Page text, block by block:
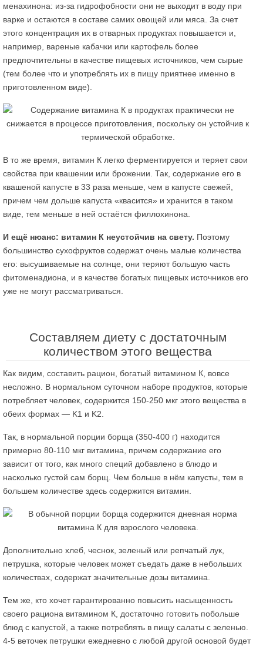
менахинона: из-за гидрофобности они не выходит в воду при
варке и остаются в составе самих овощей или мяса. За счет
этого концентрация их в отварных продуктах повышается и,
например, вареные кабачки или картофель более
предпочтительны в качестве пищевых источников, чем сырые
(тем более что и употреблять их в пищу приятнее именно в
приготовленном виде).
В то же время, витамин К легко ферментируется и теряет свои
свойства при квашении или брожении. Так, содержание его в
квашеной капусте в 33 раза меньше, чем в капусте свежей,
причем чем дольше капуста «квасится» и хранится в таком
виде, тем меньше в ней остаётся филлохинона.
И ещё нюанс: витамин К неустойчив на свету. Поэтому
большинство сухофруктов содержат очень малые количества
его: высушиваемые на солнце, они теряют большую часть
фитоменадиона, и в качестве богатых пищевых источников его
уже не могут рассматриваться.
Составляем диету с достаточным
количеством этого вещества
Как видим, составить рацион, богатый витамином К, вовсе
несложно. В нормальном суточном наборе продуктов, которые
потребляет человек, содержится 150-250 мкг этого вещества в
обеих формах — K1 и K2.
Так, в нормальной порции борща (350-400 г) находится
примерно 80-110 мкг витамина, причем содержание его
зависит от того, как много специй добавлено в блюдо и
насколько густой сам борщ. Чем больше в нём капусты, тем в
большем количестве здесь содержится витамин.
Дополнительно хлеб, чеснок, зеленый или репчатый лук,
петрушка, которые человек может съедать даже в небольших
количествах, содержат значительные дозы витамина.
Тем же, кто хочет гарантированно повысить насыщенность
своего рациона витамином К, достаточно готовить побольше
блюд с капустой, а также потреблять в пищу салаты с зеленью.
4-5 веточек петрушки ежедневно с любой другой основой будет